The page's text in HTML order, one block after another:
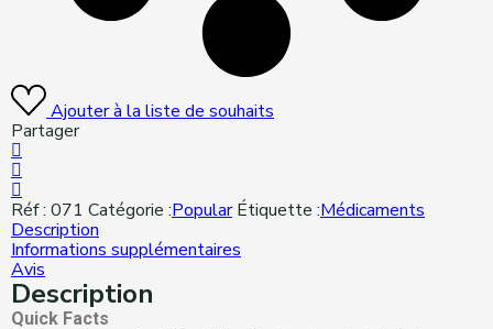
Ajouter à la liste de souhaits
Partager
Réf : 071 Catégorie :Popular Étiquette :Médicaments
Description
Informations supplémentaires
Avis
Description
Quick Facts